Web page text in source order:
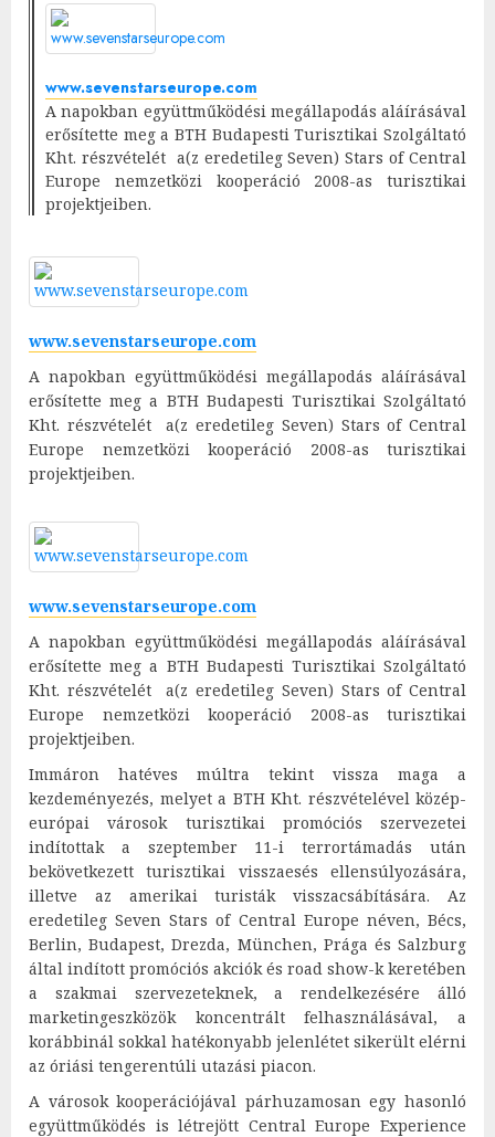
www.sevenstarseurope.com
A napokban együttműködési megállapodás aláírásával
erősítette meg a BTH Budapesti Turisztikai Szolgáltató
Kht. részvételét a(z eredetileg Seven) Stars of Central
Europe nemzetközi kooperáció 2008-as turisztikai
projektjeiben.
www.sevenstarseurope.com
A napokban együttműködési megállapodás aláírásával
erősítette meg a BTH Budapesti Turisztikai Szolgáltató
Kht. részvételét a(z eredetileg Seven) Stars of Central
Europe nemzetközi kooperáció 2008-as turisztikai
projektjeiben.
www.sevenstarseurope.com
A napokban együttműködési megállapodás aláírásával
erősítette meg a BTH Budapesti Turisztikai Szolgáltató
Kht. részvételét a(z eredetileg Seven) Stars of Central
Europe nemzetközi kooperáció 2008-as turisztikai
projektjeiben.
Immáron hatéves múltra tekint vissza maga a
kezdeményezés, melyet a BTH Kht. részvételével közép-
európai városok turisztikai promóciós szervezetei
indítottak a szeptember 11-i terrortámadás után
bekövetkezett turisztikai visszaesés ellensúlyozására,
illetve az amerikai turisták visszacsábítására. Az
eredetileg Seven Stars of Central Europe néven, Bécs,
Berlin, Budapest, Drezda, München, Prága és Salzburg
által indított promóciós akciók és road show-k keretében
a szakmai szervezeteknek, a rendelkezésére álló
marketingeszközök koncentrált felhasználásával, a
korábbinál sokkal hatékonyabb jelenlétet sikerült elérni
az óriási tengerentúli utazási piacon.
A városok kooperációjával párhuzamosan egy hasonló
együttműködés is létrejött Central Europe Experience